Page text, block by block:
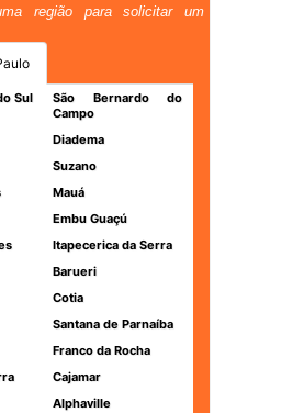
região para solicitar um
Sul
São Bernardo do
Campo
Diadema
Suzano
Mauá
Embu Guaçú
Itapecerica da Serra
Barueri
Cotia
Santana de Parnaíba
Franco da Rocha
Cajamar
Alphaville